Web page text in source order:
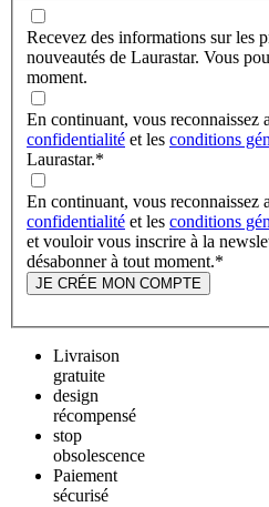
Recevez des informations sur les
nouveautés de Laurastar. Vous
moment.
En continuant, vous reconnaissez
confidentialité et les conditions
Laurastar.*
En continuant, vous reconnaissez
confidentialité et les conditions
et vouloir vous inscrire à la
désabonner à tout moment.*
JE CRÉE MON COMPTE
Livraison
gratuite
design
récompensé
stop
obsolescence
Paiement
sécurisé